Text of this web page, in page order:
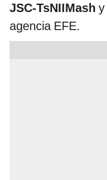
JSC-TsNIIMash y
agencia EFE.